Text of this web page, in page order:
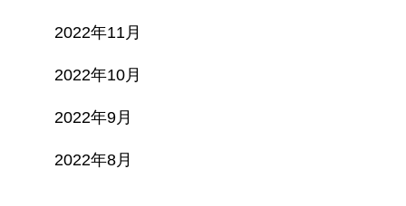
2022年11月
2022年10月
2022年9月
2022年8月